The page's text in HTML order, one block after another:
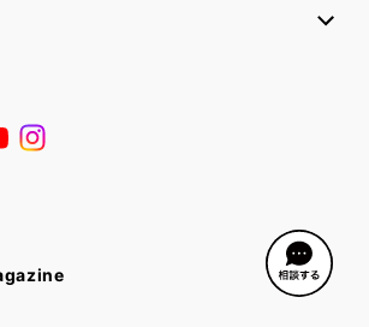
YouTube